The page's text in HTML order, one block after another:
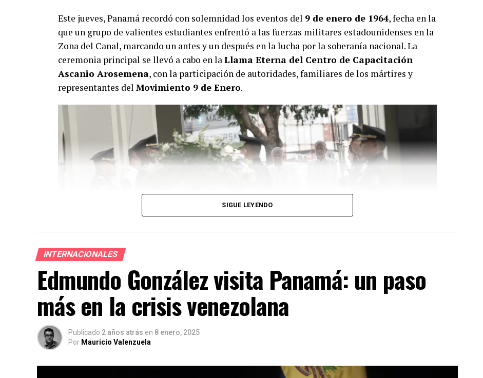
Este jueves, Panamá recordó con solemnidad los eventos del 9 de enero de 1964, fecha en la
que un grupo de valientes estudiantes enfrentó a las fuerzas militares estadounidenses en la
Zona del Canal, marcando un antes y un después en la lucha por la soberanía nacional. La
ceremonia principal se llevó a cabo en la Llama Eterna del Centro de Capacitación
Ascanio Arosemena, con la participación de autoridades, familiares de los mártires y
representantes del Movimiento 9 de Enero.
, acompañado de miembros de su gabinete, encabezó el acto
SIGUE LEYENDO
INTERNACIONALES
Edmundo González visita Panamá: un paso
más en la crisis venezolana
Publicado 2 años atrás en 8 enero, 2025
Por Mauricio Valenzuela